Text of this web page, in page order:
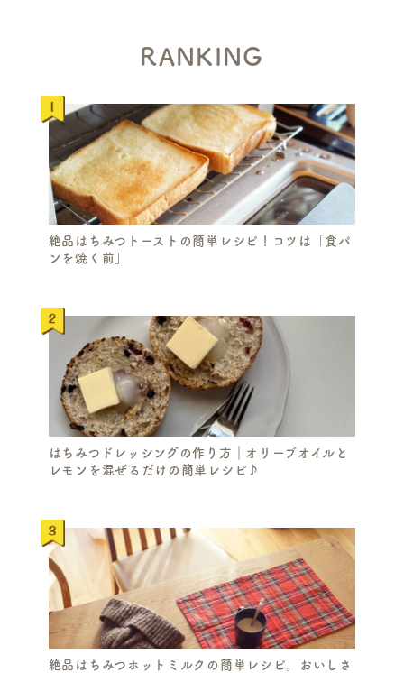
RANKING
絶品はちみつトーストの簡単レシピ！コツは「食パ
ンを焼く前」
はちみつドレッシングの作り方｜オリーブオイルと
レモンを混ぜるだけの簡単レシピ♪
絶品はちみつホットミルクの簡単レシピ。おいしさ